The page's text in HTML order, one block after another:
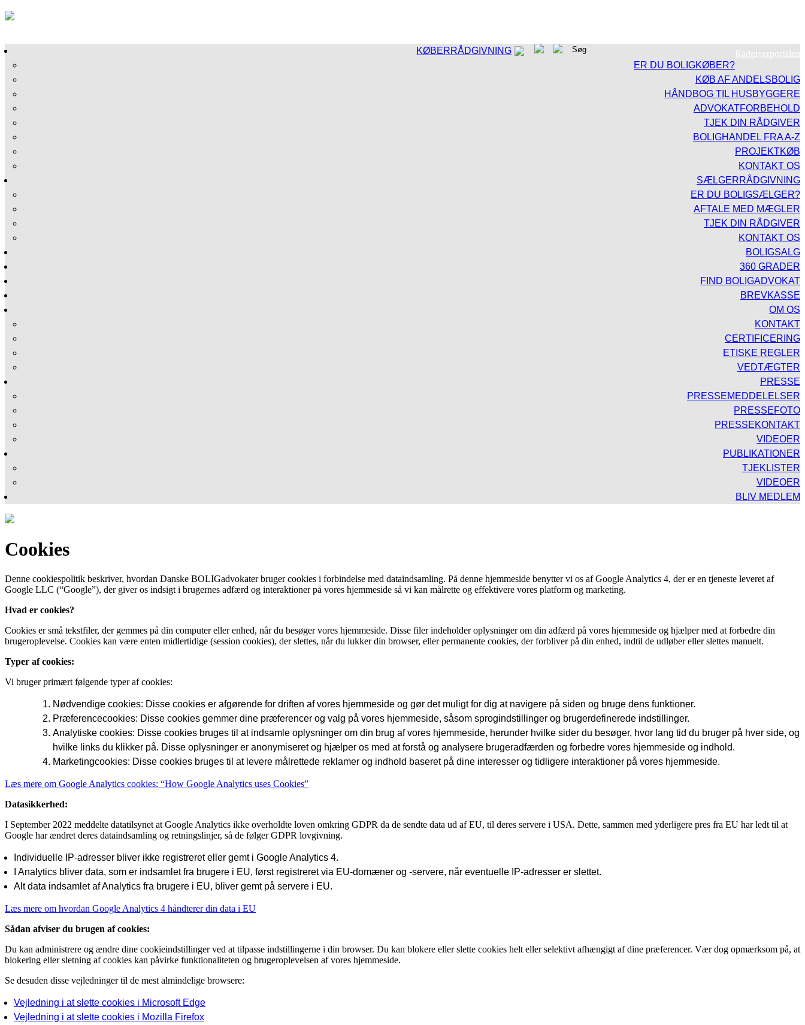
Rådgiverportalen
KØBERRÅDGIVNING
ER DU BOLIGKØBER?
KØB AF ANDELSBOLIG
HÅNDBOG TIL HUSBYGGERE
ADVOKATFORBEHOLD
TJEK DIN RÅDGIVER
BOLIGHANDEL FRA A-Z
PROJEKTKØB
KONTAKT OS
SÆLGERRÅDGIVNING
ER DU BOLIGSÆLGER?
AFTALE MED MÆGLER
TJEK DIN RÅDGIVER
KONTAKT OS
BOLIGSALG
360 GRADER
FIND BOLIGADVOKAT
BREVKASSE
OM OS
KONTAKT
CERTIFICERING
ETISKE REGLER
VEDTÆGTER
PRESSE
PRESSEMEDDELELSER
PRESSEFOTO
PRESSEKONTAKT
VIDEOER
PUBLIKATIONER
TJEKLISTER
VIDEOER
BLIV MEDLEM
Cookies
Denne cookiespolitik beskriver, hvordan Danske BOLIGadvokater bruger cookies i forbindelse med dataindsamling. På denne hjemmeside benytter vi os af Google Analytics 4, der er en tjeneste leveret af
Google LLC (“Google”), der giver os indsigt i brugernes adfærd og interaktioner på vores hjemmeside så vi kan målrette og effektivere vores platform og marketing.
Hvad er cookies?
Cookies er små tekstfiler, der gemmes på din computer eller enhed, når du besøger vores hjemmeside. Disse filer indeholder oplysninger om din adfærd på vores hjemmeside og hjælper med at forbedre din
brugeroplevelse. Cookies kan være enten midlertidige (session cookies), der slettes, når du lukker din browser, eller permanente cookies, der forbliver på din enhed, indtil de udløber eller slettes manuelt.
Typer af cookies:
Vi bruger primært følgende typer af cookies:
Nødvendige cookies: Disse cookies er afgørende for driften af vores hjemmeside og gør det muligt for dig at navigere på siden og bruge dens funktioner.
Præferencecookies: Disse cookies gemmer dine præferencer og valg på vores hjemmeside, såsom sprogindstillinger og brugerdefinerede indstillinger.
Analytiske cookies: Disse cookies bruges til at indsamle oplysninger om din brug af vores hjemmeside, herunder hvilke sider du besøger, hvor lang tid du bruger på hver side, og
hvilke links du klikker på. Disse oplysninger er anonymiseret og hjælper os med at forstå og analysere brugeradfærden og forbedre vores hjemmeside og indhold.
Marketingcookies: Disse cookies bruges til at levere målrettede reklamer og indhold baseret på dine interesser og tidligere interaktioner på vores hjemmeside.
Læs mere om Google Analytics cookies: “How Google Analytics uses Cookies”
Datasikkerhed:
I September 2022 meddelte datatilsynet at Google Analytics ikke overholdte loven omkring GDPR da de sendte data ud af EU, til deres servere i USA. Dette, sammen med yderligere pres fra EU har ledt til at
Google har ændret deres dataindsamling og retningslinjer, så de følger GDPR lovgivning.
Individuelle IP-adresser bliver ikke registreret eller gemt i Google Analytics 4.
I Analytics bliver data, som er indsamlet fra brugere i EU, først registreret via EU-domæner og -servere, når eventuelle IP-adresser er slettet.
Alt data indsamlet af Analytics fra brugere i EU, bliver gemt på servere i EU.
Læs mere om hvordan Google Analytics 4 håndterer din data i EU
Sådan afviser du brugen af cookies:
Du kan administrere og ændre dine cookieindstillinger ved at tilpasse indstillingerne i din browser. Du kan blokere eller slette cookies helt eller selektivt afhængigt af dine præferencer. Vær dog opmærksom på, at
blokering eller sletning af cookies kan påvirke funktionaliteten og brugeroplevelsen af vores hjemmeside.
Se desuden disse vejledninger til de mest almindelige browsere:
Vejledning i at slette cookies i Microsoft Edge
Vejledning i at slette cookies i Mozilla Firefox